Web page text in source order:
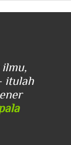
ilmu,
itulah